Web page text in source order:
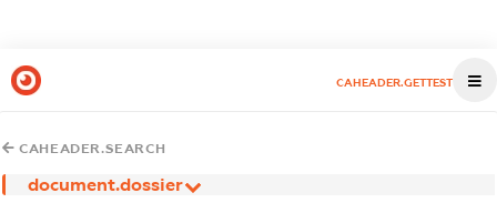
CAHEADER.GETTEST
CAHEADER.SEARCH
document.dossier